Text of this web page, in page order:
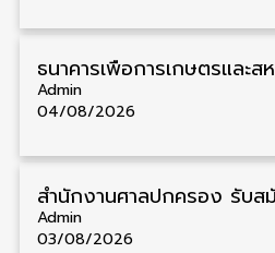
Admin
04/08/2026
Admin
03/08/2026